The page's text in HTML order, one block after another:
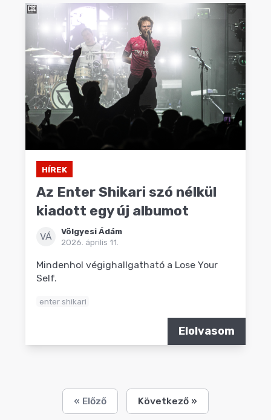
HÍREK
Az Enter Shikari szó nélkül
kiadott egy új albumot
VÁ
Völgyesi Ádám
2026. április 11.
Mindenhol végighallgatható a Lose Your
Self.
enter shikari
Elolvasom
« Előző Következő »